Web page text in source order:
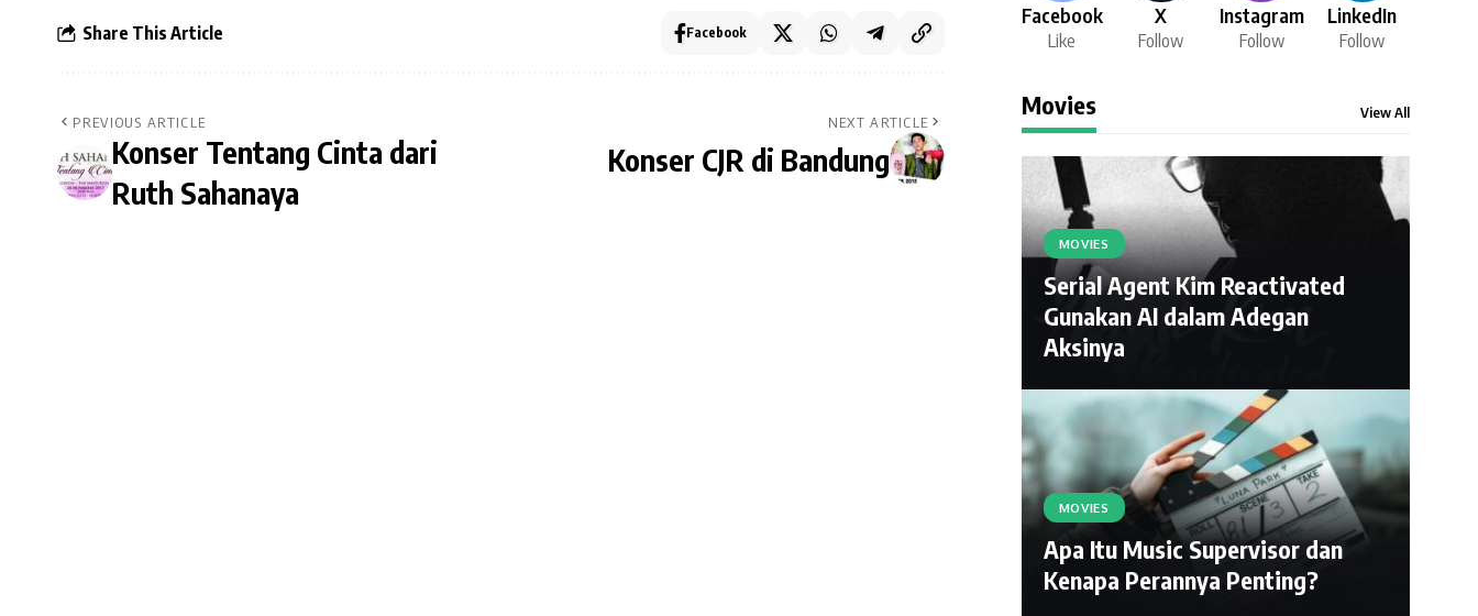
Share This Article Facebook
PREVIOUS ARTICLE
Konser Tentang Cinta dari
Ruth Sahanaya
NEXT ARTICLE
Konser CJR di Bandung
Facebook
Like
X
Follow
Instagram
Follow
LinkedIn
Follow
Movies View All
MOVIES
Serial Agent Kim Reactivated
Gunakan AI dalam Adegan
Aksinya
MOVIES
Apa Itu Music Supervisor dan
Kenapa Perannya Penting?